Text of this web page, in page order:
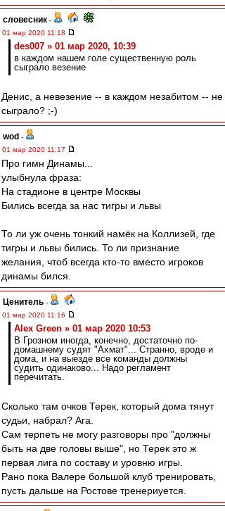
словесник -
01 мар 2020 11:18
des007 » 01 мар 2020, 10:39
в каждом нашем голе существенную роль
сыграло везение
Денис, а невезение -- в каждом незабитом -- не
сыграло? ;-)
wod -
01 мар 2020 11:17
Про гимн Динамы...
улыбнула фраза:
На стадионе в центре Москвы
Бились всегда за нас тигры и львы
То ли уж очень тонкий намёк на Коллизей, где
тигры и львы бились. То ли признание
желания, чтоб всегда кто-то вместо игроков
динамы бился.
Ценитель -
01 мар 2020 11:16
Alex Green » 01 мар 2020 10:53
В Грозном иногда, конечно, достаточно по-
домашнему судят "Ахмат"... Странно, вроде и
дома, и на выезде все команды должны
судить одинаково... Надо регламент
перечитать.
Сколько там очков Терек, который дома тянут
судьи, набрал? Ага.
Сам терпеть не могу разговоры про "должны
быть на две головы выше", но Терек это ж
первая лига по составу и уровню игры.
Рано пока Валере большой клуб тренировать,
пусть дальше на Ростове тренериуется.